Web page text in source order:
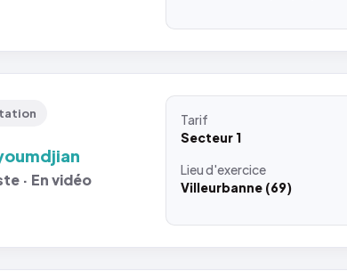
· En vidéo
Tarif
Secteur 1
Lieud'exercice
Villeurbanne (69)